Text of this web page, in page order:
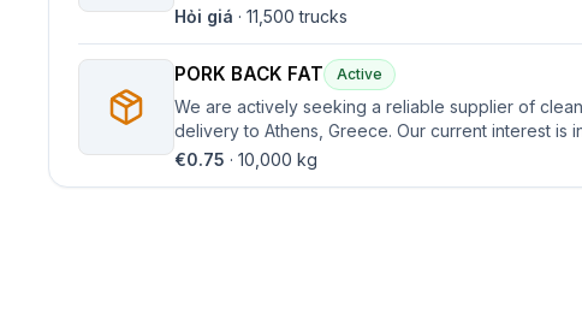
delivered in Greece.
Hỏi giá ·11,500 trucks
PORK BACK FAT Active
We are actively seeking a reliable supplier of
delivery to Athens, Greece. Our current interest is
€0.75 ·10,000 kg